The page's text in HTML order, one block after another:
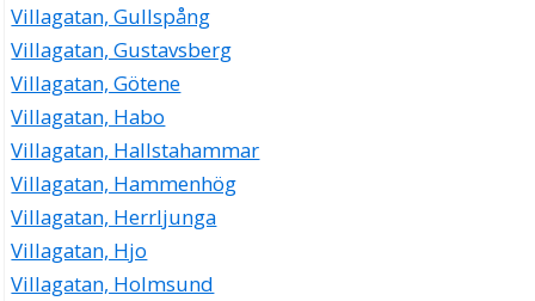
Villagatan, Gullspång
Villagatan, Gustavsberg
Villagatan, Götene
Villagatan, Habo
Villagatan, Hallstahammar
Villagatan, Hammenhög
Villagatan, Herrljunga
Villagatan, Hjo
Villagatan, Holmsund